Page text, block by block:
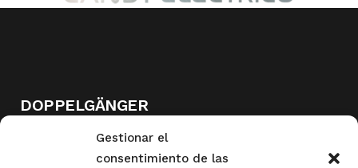
Gestionar el
consentimiento de las
DOPPELGÄNGER
MERCADO ANTÓN MARTÍN